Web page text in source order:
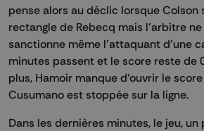
pense alors au déclic lorsque Colson
rectangle de Rebecq mais l’arbitre
sanctionne même l'attaquant d'une
minutes passent et le score reste de
plus, Hamoir manque d’ouvrir le
Cusumano est stoppée sur la ligne.
Dans les dernières minutes, le jeu, un